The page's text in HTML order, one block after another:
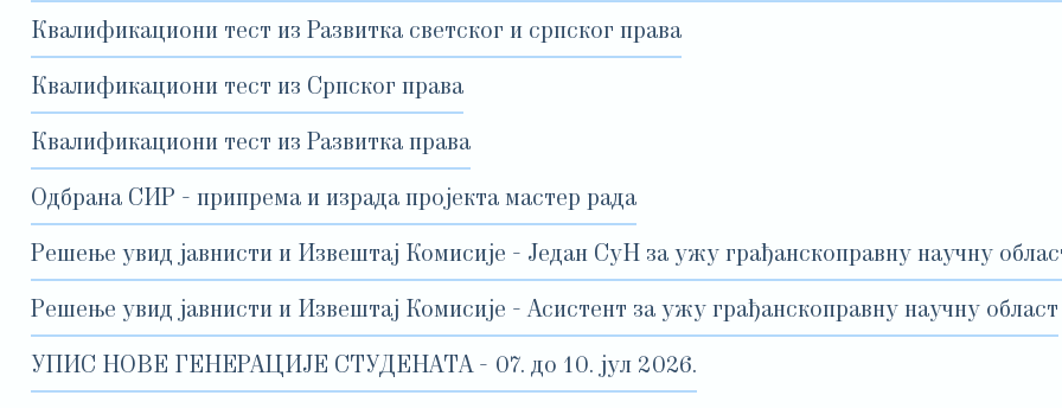
Квалификациони тест из Развитка светског и српског права
Квалификациони тест из Српског права
Квалификациони тест из Развитка права
Одбрана СИР - припрема и израда пројекта мастер рада
Решење увид јавнисти и Извештај Комисије - Један СуН за ужу грађанскоправну научну
Решење увид јавнисти и Извештај Комисије - Асистент за ужу грађанскоправну научну област
УПИС НОВЕ ГЕНЕРАЦИЈЕ СТУДЕНАТА - 07. до 10. јул 2026.